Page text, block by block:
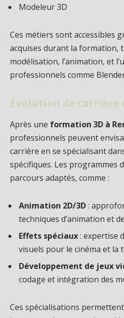
Modeleur 3D
Ces métiers sont accessibles
acquises durant la formation,
modélisation, l’animation, et
professionnels comme
Évolution de carrière
Après une formation 3D à
professionnels peuvent
carrière en se spécialisant
spécifiques. Les programmes
parcours adaptés, comme :
Animation 2D/3D:
techniques d’animation et
Effets spéciaux: expertise
visuels pour le cinéma et la
Développement de jeux
codage et intégration des
Ces spécialisations